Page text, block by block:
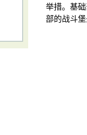
举措。基
部的战斗